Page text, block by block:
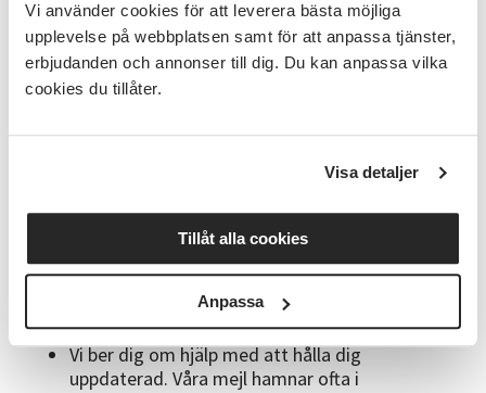
Vi använder cookies för att leverera bästa möjliga
upplevelse på webbplatsen samt för att anpassa tjänster,
erbjudanden och annonser till dig. Du kan anpassa vilka
cookies du tillåter.
Visa detaljer
Tillåt alla cookies
Anpassa
Anmälan är bindande, men du har rätt att prova
på vid första tillfället.Ev. avbokning måste
ske innan andra kurstillfället för att inte bli
betalningsskyldig
vårterminen!Din anmälan gäller alltså ett helt
Med reservation för att startdatum kan komma
att ändras eller att kursen ej kan starta om för
få deltagare är anmälda. Kursen är startklar vid
8 deltagare och vi har max 16 platser (håll koll
på detta själv här på anmälningssidan)
Ange mobilnummer och mejl vid anmälan så vi
snabbt kan nå dig med viktig information
Vi ber dig om hjälp med att hålla dig
uppdaterad. Våra mejl hamnar ofta i